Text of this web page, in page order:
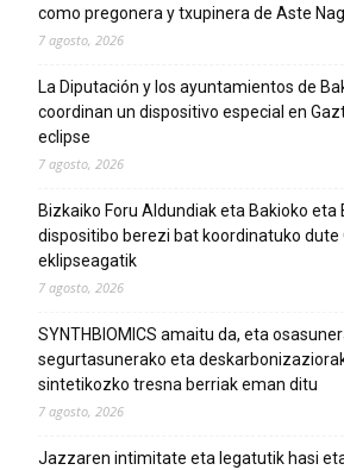
como pregonera y txupinera de Aste
7 agosto, 2026
La Diputación y los ayuntamientos de
coordinan un dispositivo especial en
eclipse
7 agosto, 2026
Bizkaiko Foru Aldundiak eta Bakioko
dispositibo berezi bat koordinatuko dute
eklipseagatik
7 agosto, 2026
SYNTHBIOMICS amaitu da, eta
segurtasunerako eta
sintetikozko tresna berriak eman ditu
7 agosto, 2026
Jazzaren intimitate eta legatutik hasi